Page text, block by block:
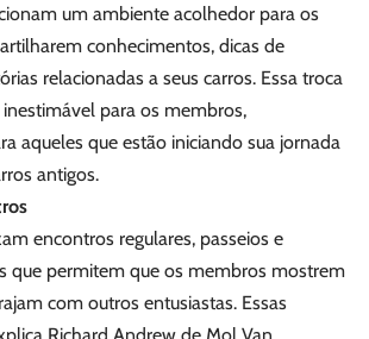
um ambiente acolhedor para os
conhecimentos, dicas de
relacionadas a seus carros. Essa troca
para os membros,
aqueles que estão iniciando sua jornada
antigos.
encontros regulares, passeios e
que permitem que os membros mostrem
com outros entusiastas. Essas
Richard Andrew de Mol Van